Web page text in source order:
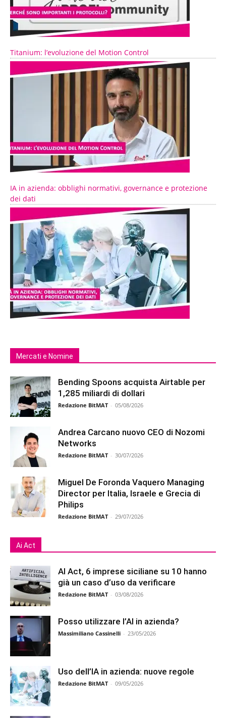
Titanium: l’evoluzione del Motion Control
IA in azienda: obblighi normativi, governance e protezione
dei dati
Mercati e Nomine
Bending Spoons acquista Airtable per
1,285 miliardi di dollari
Redazione BitMAT - 05/08/2026
Andrea Carcano nuovo CEO di Nozomi
Networks
Redazione BitMAT - 30/07/2026
Miguel De Foronda Vaquero Managing
Director per Italia, Israele e Grecia di
Philips
Redazione BitMAT - 29/07/2026
Ai Act
AI Act, 6 imprese siciliane su 10 hanno
già un caso d’uso da verificare
Redazione BitMAT - 03/08/2026
Posso utilizzare l’AI in azienda?
Massimiliano Cassinelli - 23/05/2026
Uso dell’IA in azienda: nuove regole
Redazione BitMAT - 09/05/2026